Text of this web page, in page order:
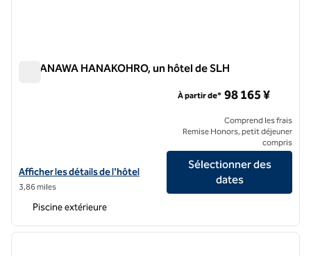
TAKANAWA HANAKOHRO, un hôtel de SLH
Afficher les détails de l'hôtel pour TAKANAWA HANAKOHRO, un
Afficher les détails de l'hôtel
3,86 miles
À partir de* 98 165 ¥
Comprend les frais
Remise Honors, petit déjeuner
compris
Sélectionner des
dates
Piscine extérieure
1 sur 12